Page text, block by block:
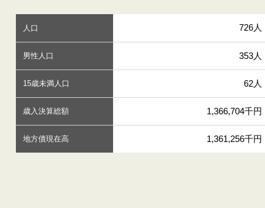
人口 726人
男性人口 353人
15歳未満人口 62人
歳入決算総額 1,366,704千円
地方債現在高 1,361,256千円